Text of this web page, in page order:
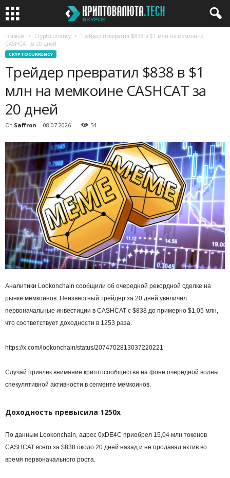
Главная Cryptocurrency
Трейдер превратил $838 в $1 млн на мемкоине
CASHCAT за 20 дней
CRYPTOCURRENCY
Трейдер превратил $838 в $1
млн на мемкоине CASHCAT за
20 дней
От Saffron - 08.07.2026 54
Аналитики Lookonchain сообщили об очередной рекордной сделке на
рынке мемкоинов. Неизвестный трейдер за 20 дней увеличил
первоначальные инвестиции в CASHCAT с $838 до примерно $1,05 млн,
что соответствует доходности в 1253 раза.
https://x.com/lookonchain/status/2074702813037220221
Случай привлек внимание криптосообщества на фоне очередной волны
спекулятивной активности в сегменте мемкоинов.
Доходность превысила 1250x
По данным Lookonchain, адрес 0xDE4C приобрел 15,04 млн токенов
CASHCAT всего за $838 около 20 дней назад и не продавал актив во
время первоначального роста.